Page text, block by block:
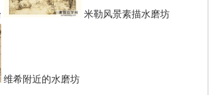
米勒风景素描水磨坊
维希附近的水磨坊